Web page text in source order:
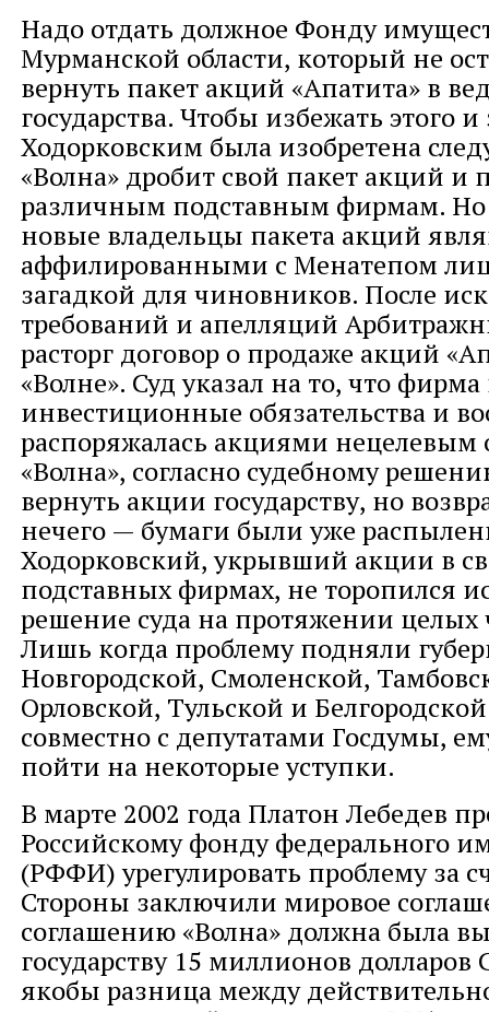
Надо отдать должное Фонду
Мурманской области, который не
вернуть пакет акций «Апатита» в
государства. Чтобы избежать этого
Ходорковским была изобретена
«Волна» дробит свой пакет акций и
различным подставным фирмам. Но
новые владельцы пакета акций
аффилированными с Менатепом
загадкой для чиновников. После
требований и апелляций
расторг договор о продаже акций
«Волне». Суд указал на то, что
инвестиционные обязательства и
распоряжалась акциями нецелевым
«Волна», согласно судебному
вернуть акции государству, но
нечего — бумаги были уже
Ходорковский, укрывший акции в
подставных фирмах, не торопился
решение суда на протяжении целых
Лишь когда проблему подняли
Новгородской, Смоленской,
Орловской, Тульской и
совместно с депутатами Госдумы,
пойти на некоторые уступки.
В марте 2002 года Платон Лебедев
Российскому фонду федерального
(РФФИ) урегулировать проблему за
Стороны заключили мировое
соглашению «Волна» должна была
государству 15 миллионов
якобы разница между